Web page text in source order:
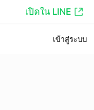
เปิดใน LINE
เข้าสู่ระบบ